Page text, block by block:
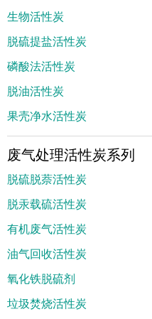
生物活性炭
脱硫提盐活性炭
磷酸法活性炭
脱油活性炭
果壳净水活性炭
废气处理活性炭系列
脱硫脱萘活性炭
脱汞载硫活性炭
有机废气活性炭
油气回收活性炭
氧化铁脱硫剂
垃圾焚烧活性炭